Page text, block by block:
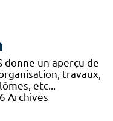
un aperçu de
travaux,
etc...
Archives